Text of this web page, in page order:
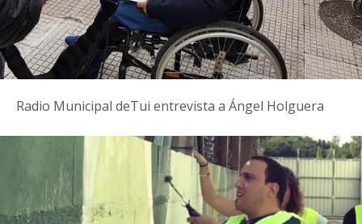
Radio Municipal deTui entrevista a Ángel Holguera